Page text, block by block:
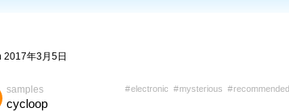
年3月5日
samples
cycloop
electronic mysterious recommended